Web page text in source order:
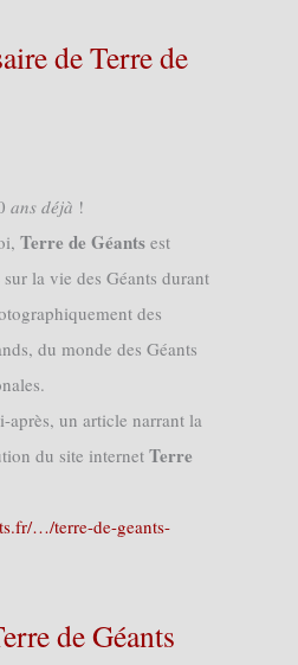
de Terre de
𝑎𝑛𝑠 𝑑𝑒́𝑗𝑎̀ !
Terre de Géants est
la vie des Géants durant
des
du monde des Géants
un article narrant la
du site internet Terre
…/terre-de-geants-
de Géants